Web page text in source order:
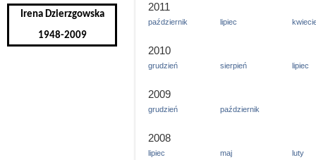
Irena Dzierzgowska
1948-2009
2011
październik lipiec
2010
grudzień sierpień lipiec
2009
grudzień październik
2008
lipiec maj luty